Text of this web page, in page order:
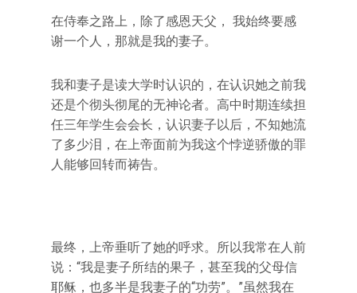
在侍奉之路上，除了感恩天父， 我始终要感
谢一个人，那就是我的妻子。
我和妻子是读大学时认识的，在认识她之前我
还是个彻头彻尾的无神论者。高中时期连续担
任三年学生会会长，认识妻子以后，不知她流
了多少泪，在上帝面前为我这个悖逆骄傲的罪
人能够回转而祷告。
最终，上帝垂听了她的呼求。所以我常在人前
说：“我是妻子所结的果子，甚至我的父母信
耶稣，也多半是我妻子的“功劳”。”虽然我在